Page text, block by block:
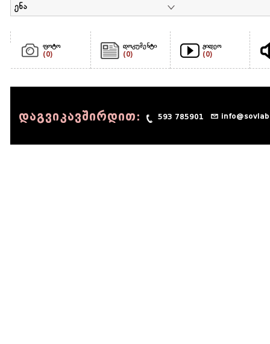
ენა
ფოტო
(0)
დოკუმენტი
(0)
ვიდეო
(0)
დაგვიკავშირდით: 593 785901